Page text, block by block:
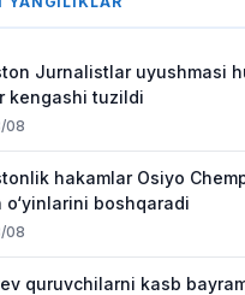
Jurnalistlar uyushmasi
kengashi tuzildi
08
hakamlar Osiyo
o‘yinlarini boshqaradi
08
quruvchilarni kasb